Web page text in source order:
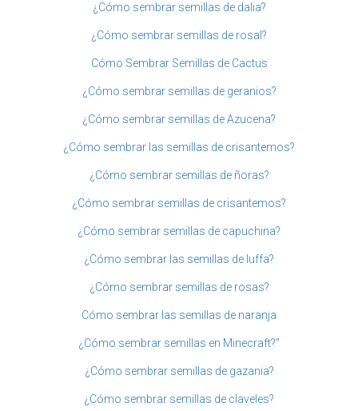
¿Cómo sembrar semillas de dalia?
¿Cómo sembrar semillas de rosal?
Cómo Sembrar Semillas de Cactus
¿Cómo sembrar semillas de geranios?
¿Cómo sembrar semillas de Azucena?
¿Cómo sembrar las semillas de crisantemos?
¿Cómo sembrar semillas de ñoras?
¿Cómo sembrar semillas de crisantemos?
¿Cómo sembrar semillas de capuchina?
¿Cómo sembrar las semillas de luffa?
¿Cómo sembrar semillas de rosas?
Cómo sembrar las semillas de naranja
¿Cómo sembrar semillas en Minecraft?”
¿Cómo sembrar semillas de gazania?
¿Cómo sembrar semillas de claveles?